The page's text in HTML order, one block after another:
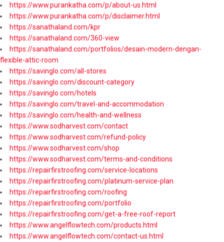
https://www.purankatha.com/p/about-us.html
https://www.purankatha.com/p/disclaimer.html
https://sanathaland.com/kpr
https://sanathaland.com/360-view
https://sanathaland.com/portfolios/desain-modern-dengan-
flexible-attic-room
https://savinglo.com/all-stores
https://savinglo.com/discount-category
https://savinglo.com/hotels
https://savinglo.com/travel-and-accommodation
https://savinglo.com/health-and-wellness
https://www.sodharvest.com/contact
https://www.sodharvest.com/refund-policy
https://www.sodharvest.com/shop
https://www.sodharvest.com/terms-and-conditions
https://repairfirstroofing.com/service-locations
https://repairfirstroofing.com/platinum-service-plan
https://repairfirstroofing.com/roofing
https://repairfirstroofing.com/portfolio
https://repairfirstroofing.com/get-a-free-roof-report
https://www.angelflowtech.com/products.html
https://www.angelflowtech.com/contact-us.html